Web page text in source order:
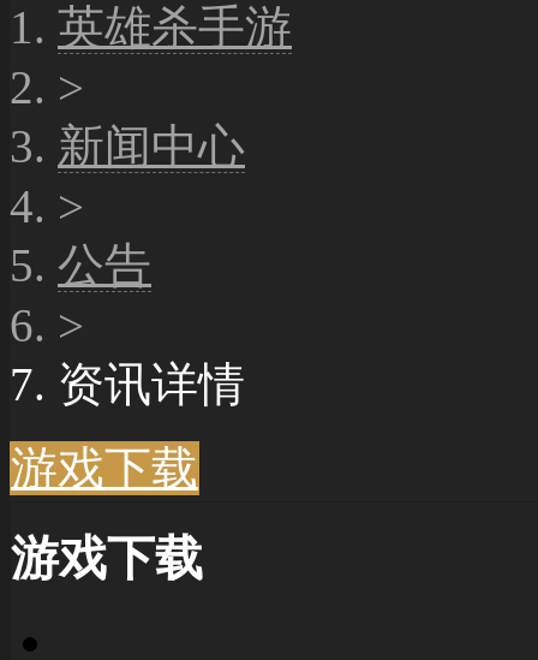
英雄杀手游
>
新闻中心
>
公告
>
资讯详情
游戏下载
游戏下载